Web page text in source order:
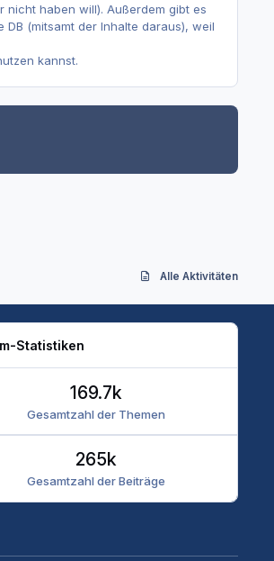
haben will). Außerdem gibt es
(mitsamt der Inhalte daraus), weil
kannst.
Alle Aktivitäten
Statistiken
Gesamtzahl der Themen
169.7k
Gesamtzahl der Beiträge
265k